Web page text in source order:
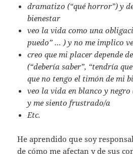
dramatizo (“qué horror”) y
bienestar
veo la vida como una
puedo” … ) y no me implico
creo que mi placer depende
(“debería saber”, “tendría
que no tengo el timón de mi
veo la vida en blanco y negro
y me siento frustrado/a
Etc.
He aprendido que soy
de cómo me afectan y de sus